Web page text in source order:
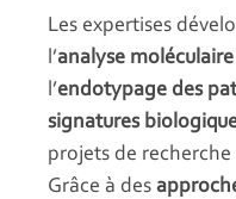
Les expertises
l’analyse
l’endotypage des
signatures
projets de
Grâce à des